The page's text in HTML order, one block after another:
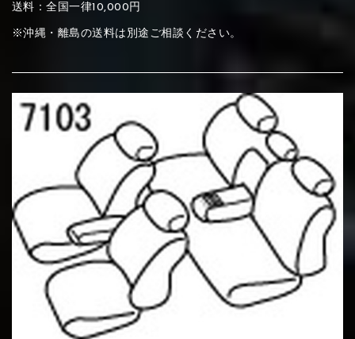
メイン生地は下記16種類からご選択ください。
①Beige ②Gray
④Brown ⑤Dark Brown ⑥Yellow
ー選択ください
①Beige ③Red
⑤Dark Brown ⑥Yellow
ください
刺繍は下記21種類からご選択ください。
①Beige ②Gray ③Red
赤く塗られている場所を選択
ください
刺繍は下記21種類からご選択ください。
②Gray ③Light gray
赤く塗られている場所を選択
ください
刺繍は下記21種類からご選択ください。
②Gray ③Light gray
送料：全国一律10,000円
※沖縄・離島の送料は別途ご相談ください。